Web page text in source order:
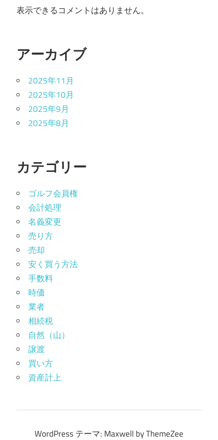
表示できるコメントはありません。
アーカイブ
2025年11月
2025年10月
2025年9月
2025年8月
カテゴリー
ゴルフ会員権
会計処理
名義変更
売り方
売却
安く買う方法
手数料
時価
業者
相続税
自然（山）
譲渡
買い方
資産計上
WordPress テーマ: Maxwell by ThemeZee